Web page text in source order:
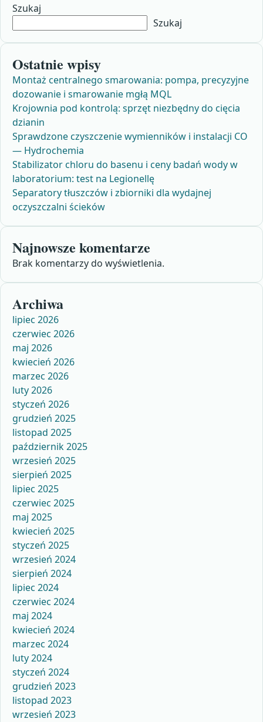
Szukaj
Szukaj
Ostatnie wpisy
Montaż centralnego smarowania: pompa, precyzyjne
dozowanie i smarowanie mgłą MQL
Krojownia pod kontrolą: sprzęt niezbędny do cięcia
dzianin
Sprawdzone czyszczenie wymienników i instalacji CO
— Hydrochemia
Stabilizator chloru do basenu i ceny badań wody w
laboratorium: test na Legionellę
Separatory tłuszczów i zbiorniki dla wydajnej
oczyszczalni ścieków
Najnowsze komentarze
Brak komentarzy do wyświetlenia.
Archiwa
lipiec 2026
czerwiec 2026
maj 2026
kwiecień 2026
marzec 2026
luty 2026
styczeń 2026
grudzień 2025
listopad 2025
październik 2025
wrzesień 2025
sierpień 2025
lipiec 2025
czerwiec 2025
maj 2025
kwiecień 2025
styczeń 2025
wrzesień 2024
sierpień 2024
lipiec 2024
czerwiec 2024
maj 2024
kwiecień 2024
marzec 2024
luty 2024
styczeń 2024
grudzień 2023
listopad 2023
wrzesień 2023